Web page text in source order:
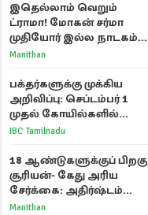
இதெல்லாம் வெறும்
ட்ராமா! மோகன் சர்மா
முதியோர் இல்ல நாடகம்
குறித்து குட்டி பத்மினி
Manithan
பக்தர்களுக்கு முக்கிய
அறிவிப்பு: செப்டம்பர் 1
முதல் கோயில்களில்
மொபைலுக்கு தடை!
IBC Tamilnadu
18 ஆண்டுகளுக்குப் பிறகு
சூரியன்- கேது அரிய
சேர்க்கை: அதிர்ஷ்டம்
பெறும் 3 ராசிகள்!
Manithan